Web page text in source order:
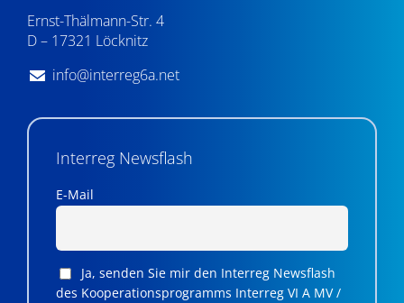
Ernst-Thälmann-Str. 4
D – 17321 Löcknitz
info@interreg6a.net
Interreg Newsflash
E-Mail
Ja, senden Sie mir den Interreg Newsflash
des Kooperationsprogramms Interreg VI A MV /